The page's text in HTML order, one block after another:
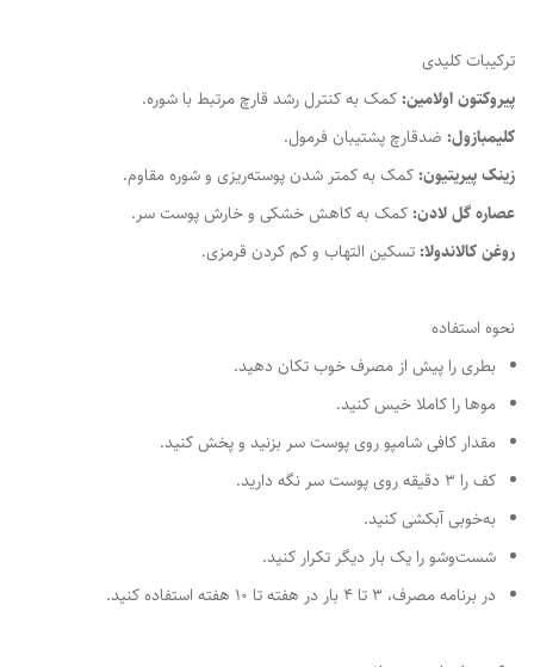
ترکیبات کلیدی
پیروکتون اولامین:کمک به کنترل رشد قارچ مرتبط با شوره.
کلیمبازول: ضدقارچ پشتیبان فرمول.
زینک پیریتیون:کمک به کمتر شدن پوسته‌ریزی و شوره مقاوم.
عصاره گل لادن:کمک به کاهش خشکی و خارش پوست سر.
روغن کالاندولا:تسکین التهاب و کم کردن قرمزی.
نحوه استفاده
بطری را پیش از مصرف خوب تکان دهید.
موها را کاملا خیس کنید.
مقدار کافی شامپو روی پوست سر بزنید و پخش کنید.
کف را 3 دقیقه روی پوست سر نگه دارید.
به‌خوبی آبکشی کنید.
شست‌وشو را یک بار دیگر تکرار کنید.
در برنامه مصرف، 3 تا 4 بار در هفته تا 10 هفته استفاده کنید.